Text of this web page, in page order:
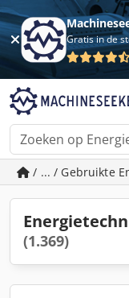
Gratis in de
/ ... / Gebruikte
(1.369)